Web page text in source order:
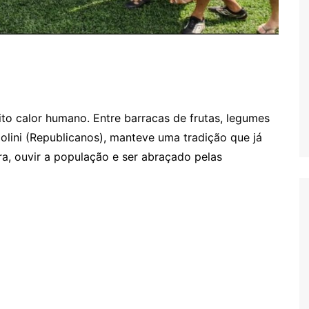
calor humano. Entre barracas de frutas, legumes
(Republicanos), manteve uma tradição que já
ouvir a população e ser abraçado pelas